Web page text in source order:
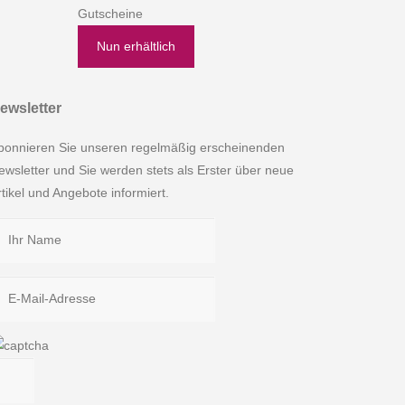
Gutscheine
Nun erhältlich
Sie unseren regelmäßig erscheinenden
und Sie werden stets als Erster über neue
und Angebote informiert.